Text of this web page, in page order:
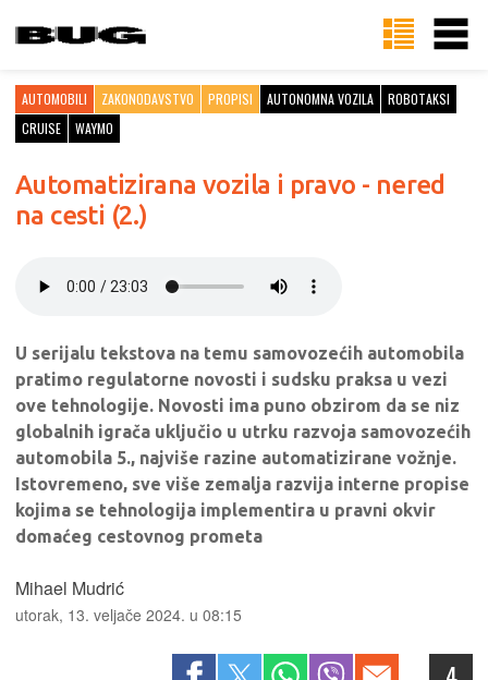
AUTOMOBILI ZAKONODAVSTVO PROPISI AUTONOMNA VOZILA
ROBOTAKSI
CRUISE
WAYMO
Automatizirana vozila i pravo - nered
na cesti (2.)
U serijalu tekstova na temu samovozećih automobila
pratimo regulatorne novosti i sudsku praksa u vezi
ove tehnologije. Novosti ima puno obzirom da se niz
globalnih igrača uključio u utrku razvoja samovozećih
automobila 5., najviše razine automatizirane vožnje.
Istovremeno, sve više zemalja razvija interne propise
kojima se tehnologija implementira u pravni okvir
domaćeg cestovnog prometa
Mihael Mudrić
utorak, 13. veljače 2024. u 08:15